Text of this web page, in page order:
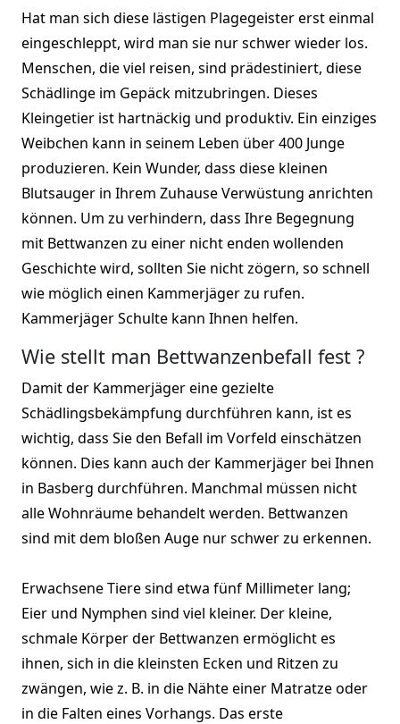
Hat man sich diese lästigen Plagegeister erst einmal
eingeschleppt, wird man sie nur schwer wieder los.
Menschen, die viel reisen, sind prädestiniert, diese
Schädlinge im Gepäck mitzubringen. Dieses
Kleingetier ist hartnäckig und produktiv. Ein einziges
Weibchen kann in seinem Leben über 400 Junge
produzieren. Kein Wunder, dass diese kleinen
Blutsauger in Ihrem Zuhause Verwüstung anrichten
können. Um zu verhindern, dass Ihre Begegnung
mit Bettwanzen zu einer nicht enden wollenden
Geschichte wird, sollten Sie nicht zögern, so schnell
wie möglich einen Kammerjäger zu rufen.
Kammerjäger Schulte kann Ihnen helfen.
Wie stellt man Bettwanzenbefall fest ?
Damit der Kammerjäger eine gezielte
Schädlingsbekämpfung durchführen kann, ist es
wichtig, dass Sie den Befall im Vorfeld einschätzen
können. Dies kann auch der Kammerjäger bei Ihnen
in Basberg durchführen. Manchmal müssen nicht
alle Wohnräume behandelt werden. Bettwanzen
sind mit dem bloßen Auge nur schwer zu erkennen.
Erwachsene Tiere sind etwa fünf Millimeter lang;
Eier und Nymphen sind viel kleiner. Der kleine,
schmale Körper der Bettwanzen ermöglicht es
ihnen, sich in die kleinsten Ecken und Ritzen zu
zwängen, wie z. B. in die Nähte einer Matratze oder
in die Falten eines Vorhangs. Das erste